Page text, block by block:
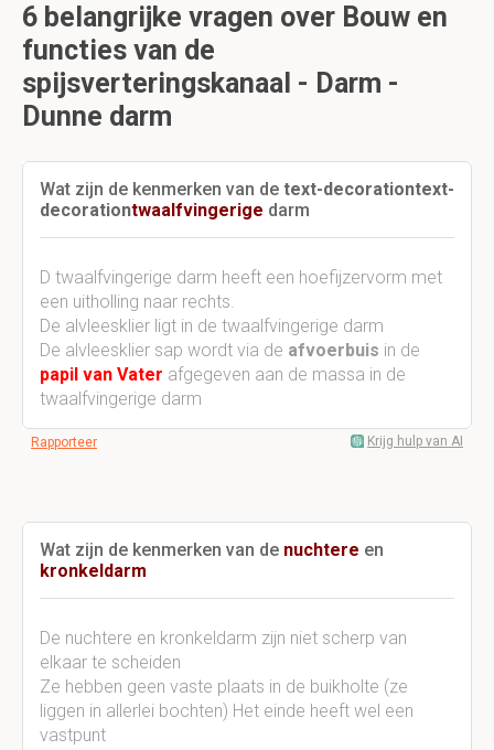
6 belangrijke vragen over Bouw en
functies van de
spijsverteringskanaal - Darm -
Dunne darm
Wat zijn de kenmerken van de text-decorationtext-
decorationtwaalfvingerige darm
D twaalfvingerige darm heeft een hoefijzervorm met
een uitholling naar rechts.
De alvleesklier ligt in de twaalfvingerige darm
De alvleesklier sap wordt via de afvoerbuis in de
papil van Vater afgegeven aan de massa in de
twaalfvingerige darm
Rapporteer Krijg hulp van AI
Wat zijn de kenmerken van de nuchtere en
kronkeldarm
De nuchtere en kronkeldarm zijn niet scherp van
elkaar te scheiden
Ze hebben geen vaste plaats in de buikholte (ze
liggen in allerlei bochten) Het einde heeft wel een
vastpunt